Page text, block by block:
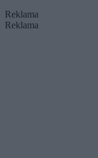
Reklama
Reklama